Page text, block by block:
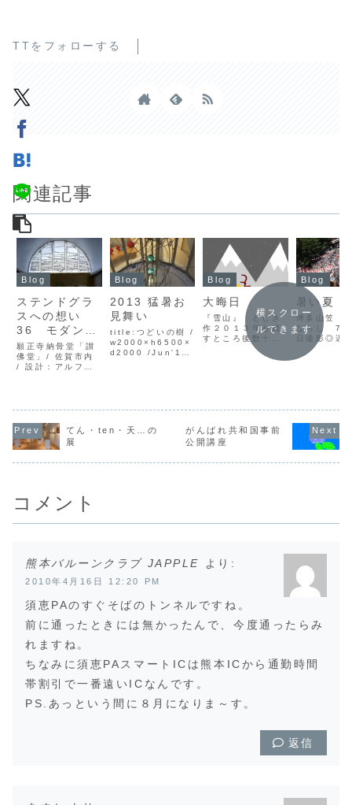
TTをフォローする
関連記事
Blog
ステンドグラ
スへの想い
36 モダンな
納骨堂
願正寺納骨堂「讃
佛堂」/ 佐賀市内
/ 設計：アルフデ
にあるお寺で、モ
ダンな拘（こだ
わ）りのある木造
Blog
2013 猛暑お
見舞い
title:つどいの樹 /
w2000×h6500×
d2000 /Jun'13
厳しい夏です、８
月のキャンプを考
現在...
Blog
大晦日
『雪山』 としき
作２０１３年も残
すところ後数十分
でおわりますね。
ギリギリまでタイ
ありませんでし
私供にいろんな事
が有りました。ホ
世話になりまし...
Blog
暑い夏
博多山笠
ならし 7月
日撮影◎遅
ましたが、
ラリーに新
後、涼しく
ていたがま
がジリッジ
ってきてる
しが強く暑
横スクロー
ルできます
てん・ten・天…の
展
がんばれ共和国事前
公開講座
コメント
熊本バルーンクラブ JAPPLE より:
2010年4月16日 12:20 PM
須恵PAのすぐそばのトンネルですね。
前に通ったときには無かったんで、今度通ったらみ
れますね。
ちなみに須恵PAスマートICは熊本ICから通勤時間
帯割引で一番遠いICなんです。
PS.あっという間に８月になりま～す。
返信